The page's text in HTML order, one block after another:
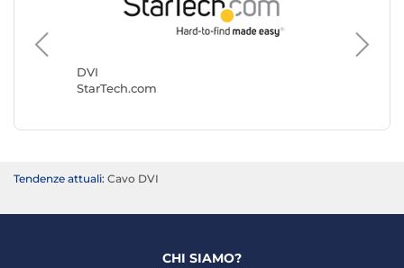
DVI
StarTech.com
DVI
Tendenze attuali: Cavo DVI
CHI SIAMO?